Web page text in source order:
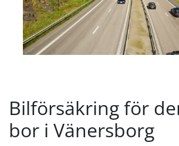
Bilförsäkring för
bor i Vänersborg